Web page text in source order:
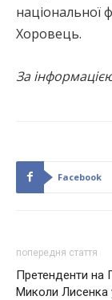
національної
Хоровець.
За
Facebook
попередня стаття
Претенденти на
Миколи Лисенка